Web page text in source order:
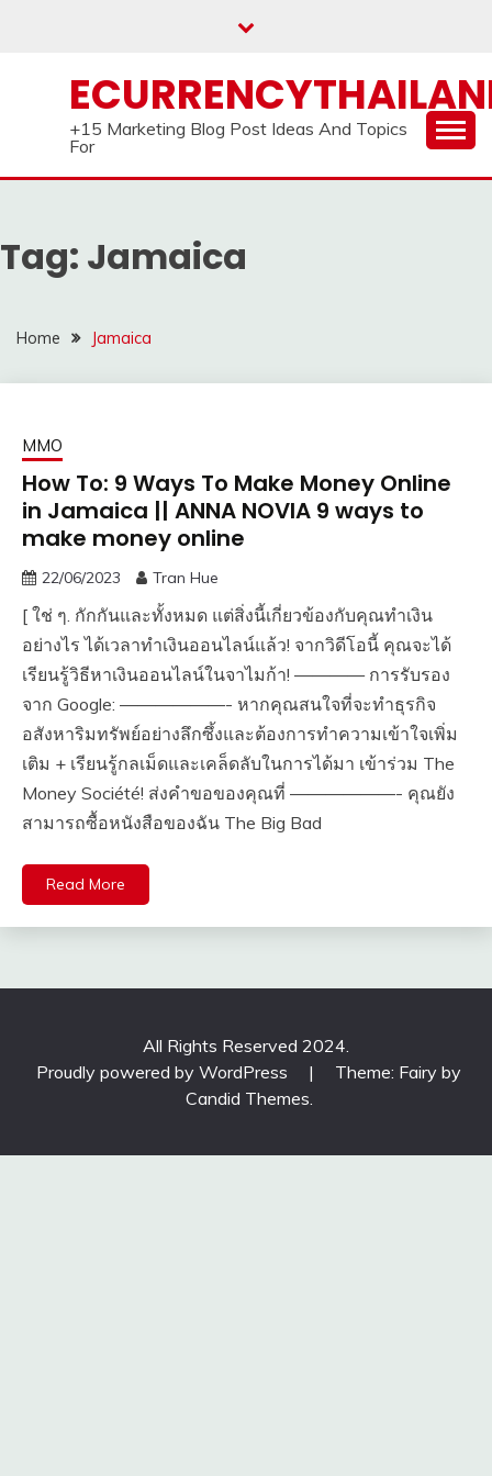
+15 Marketing Blog Post Ideas And Topics
For
Tag: Jamaica
Home Jamaica
MMO
How To: 9 Ways To Make Money Online
in Jamaica || ANNA NOVIA 9 ways to
make money online
22/06/2023 Tran Hue
[ ใช่ ๆ. กักกันและทั้งหมด แต่สิ่งนี้เกี่ยวข้องกับคุณทำเงิน
อย่างไร ได้เวลาทำเงินออนไลน์แล้ว! จากวิดีโอนี้ คุณจะได้
เรียนรู้วิธีหาเงินออนไลน์ในจาไมก้า! ———— การรับรอง
จาก Google: ——————- หากคุณสนใจที่จะทำธุรกิจ
อสังหาริมทรัพย์อย่างลึกซึ้งและต้องการทำความเข้าใจเพิ่ม
เติม + เรียนรู้กลเม็ดและเคล็ดลับในการได้มา เข้าร่วม The
Money Société! ส่งคำขอของคุณที่ ——————- คุณยัง
สามารถซื้อหนังสือของฉัน The Big Bad
Read More
All Rights Reserved 2024.
Proudly powered by WordPress
|
Theme: Fairy by
Candid Themes.